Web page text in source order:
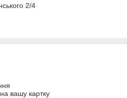
2/4
вашу картку